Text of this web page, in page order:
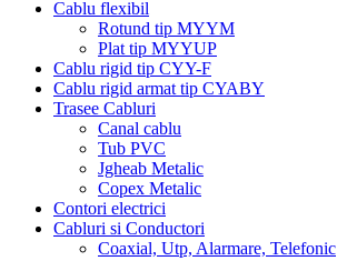
Cablu flexibil
Rotund tip MYYM
Plat tip MYYUP
Cablu rigid tip CYY-F
Cablu rigid armat tip CYABY
Trasee Cabluri
Canal cablu
Tub PVC
Jgheab Metalic
Copex Metalic
Contori electrici
Cabluri si Conductori
Coaxial, Utp, Alarmare, Telefonic